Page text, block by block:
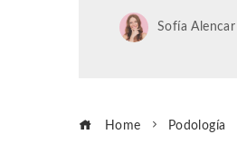
Sofía Alencar
Home Podología